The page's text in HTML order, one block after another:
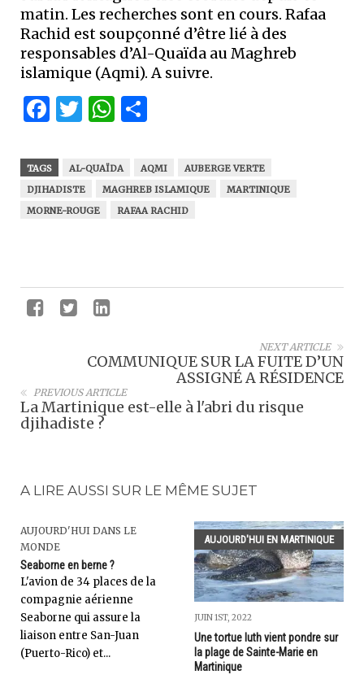
matin. Les recherches sont en cours. Rafaa
Rachid est soupçonné d’être lié à des
responsables d’Al-Quaïda au Maghreb
islamique (Aqmi). A suivre.
Facebook
Twitter
WhatsApp
TAGS AL-QUAÏDA AQMI
AUBERGE VERTE
DJIHADISTE
MAGHREB ISLAMIQUE
MARTINIQUE
MORNE-ROUGE
RAFAA RACHID
NEXT ARTICLE
COMMUNIQUE SUR LA FUITE D’UN
ASSIGNÉ A RÉSIDENCE
PREVIOUS ARTICLE
La Martinique est-elle à l'abri du risque
djihadiste ?
A LIRE AUSSI SUR LE MÊME SUJET
AUJOURD'HUI DANS LE
MONDE
Seaborne en berne ?
L'avion de 34 places de la
compagnie aérienne
Seaborne qui assure la
liaison entre San-Juan
(Puerto-Rico) et...
AUJOURD'HUI EN MARTINIQUE
JUIN 1ST, 2022
Une tortue luth vient pondre sur
la plage de Sainte-Marie en
Martinique